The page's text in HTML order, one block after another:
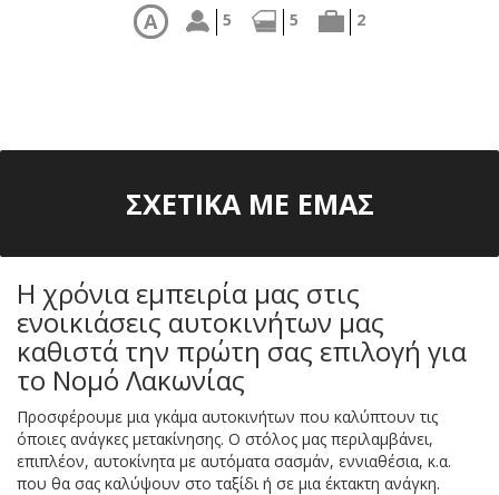
5 5 2
ΕΛΕΓΧΟΣ
ΔΙΑΘΕΣΙΜΟΤΗΤΑΣ
ΣΧΕΤΙΚΑ ΜΕ ΕΜΑΣ
Η χρόνια εμπειρία μας στις
ενοικιάσεις αυτοκινήτων μας
καθιστά την πρώτη σας επιλογή για
το Νομό Λακωνίας
Προσφέρουμε μια γκάμα αυτοκινήτων που καλύπτουν τις
όποιες ανάγκες μετακίνησης. Ο στόλος μας περιλαμβάνει,
επιπλέον, αυτοκίνητα με αυτόματα σασμάν, εννιαθέσια, κ.α.
που θα σας καλύψουν στο ταξίδι ή σε μια έκτακτη ανάγκη.